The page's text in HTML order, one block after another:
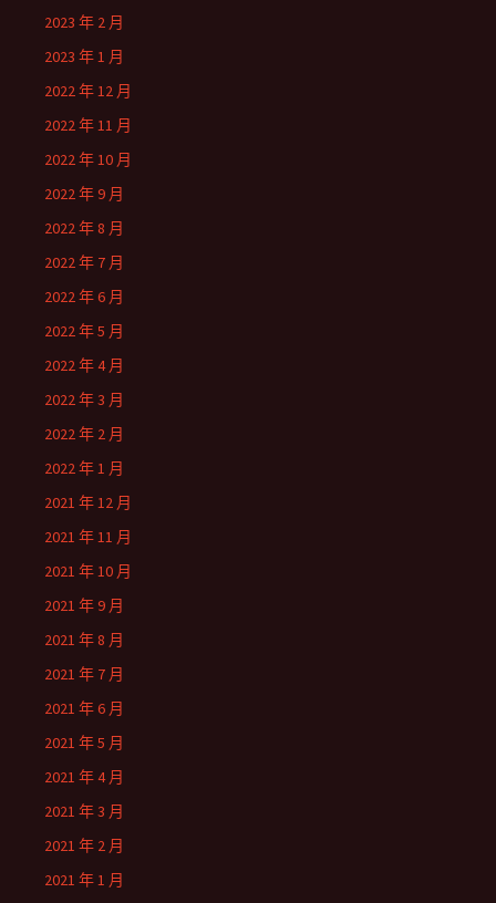
2023 年 2 月
2023 年 1 月
2022 年 12 月
2022 年 11 月
2022 年 10 月
2022 年 9 月
2022 年 8 月
2022 年 7 月
2022 年 6 月
2022 年 5 月
2022 年 4 月
2022 年 3 月
2022 年 2 月
2022 年 1 月
2021 年 12 月
2021 年 11 月
2021 年 10 月
2021 年 9 月
2021 年 8 月
2021 年 7 月
2021 年 6 月
2021 年 5 月
2021 年 4 月
2021 年 3 月
2021 年 2 月
2021 年 1 月